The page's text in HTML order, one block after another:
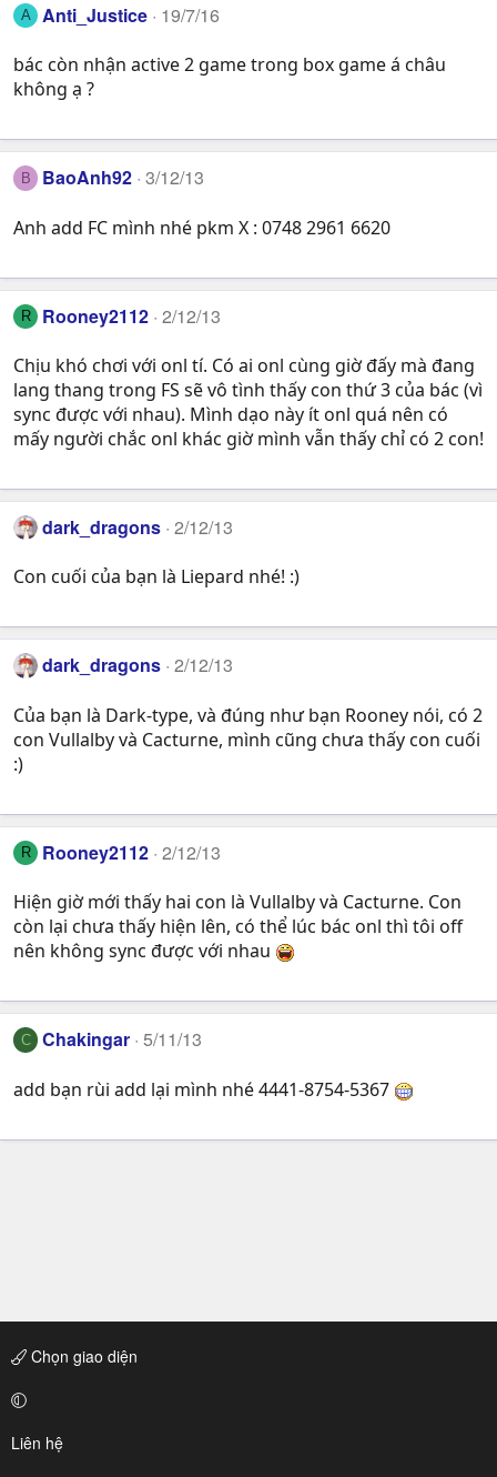
A Anti_Justice 19/7/16
bác còn nhận active 2 game trong box game á châu
không ạ ?
B BaoAnh92 3/12/13
Anh add FC mình nhé pkm X : 0748 2961 6620
R Rooney2112 2/12/13
Chịu khó chơi với onl tí. Có ai onl cùng giờ đấy mà đang
lang thang trong FS sẽ vô tình thấy con thứ 3 của bác (vì
sync được với nhau). Mình dạo này ít onl quá nên có
mấy người chắc onl khác giờ mình vẫn thấy chỉ có 2 con!
dark_dragons 2/12/13
Con cuối của bạn là Liepard nhé! :)
dark_dragons 2/12/13
Của bạn là Dark-type, và đúng như bạn Rooney nói, có 2
con Vullalby và Cacturne, mình cũng chưa thấy con cuối
:)
R Rooney2112 2/12/13
Hiện giờ mới thấy hai con là Vullalby và Cacturne. Con
còn lại chưa thấy hiện lên, có thể lúc bác onl thì tôi off
nên không sync được với nhau
C Chakingar 5/11/13
add bạn rùi add lại mình nhé 4441-8754-5367
Chọn giao diện
Liên hệ